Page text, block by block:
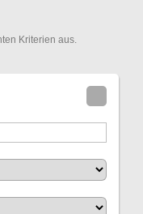
Kriterien aus.